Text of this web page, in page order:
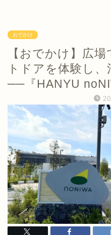
おでかけ
【おでかけ】広
トドアを体験し
──『HANYU